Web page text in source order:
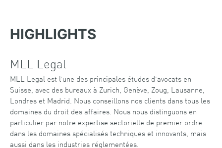
HIGHLIGHTS
MLL Legal
MLL Legal est l’une des principales études d’avocats en
Suisse, avec des bureaux à Zurich, Genève, Zoug, Lausanne,
Londres et Madrid. Nous conseillons nos clients dans tous les
domaines du droit des affaires. Nous nous distinguons en
particulier par notre expertise sectorielle de premier ordre
dans les domaines spécialisés techniques et innovants, mais
aussi dans les industries réglementées.